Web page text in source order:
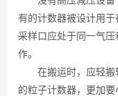
有的计数器被设计用
采样口应处于同一气
作。
在搬运时，应轻搬
的粒子计数器，更加要